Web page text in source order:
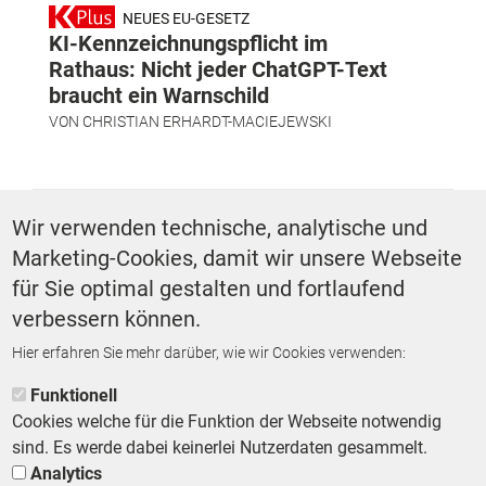
NEUES EU-GESETZ
KI-Kennzeichnungspflicht im
Rathaus: Nicht jeder ChatGPT-Text
braucht ein Warnschild
VON CHRISTIAN ERHARDT-MACIEJEWSKI
Digitalisierung Umweltschutz Praxis
ZURÜCK ZUR STARTSEITE
Wir verwenden technische, analytische und
Marketing-Cookies, damit wir unsere Webseite
für Sie optimal gestalten und fortlaufend
verbessern können.
Hier erfahren Sie mehr darüber, wie wir Cookies verwenden:
Funktionell
Cookies welche für die Funktion der Webseite notwendig
sind. Es werde dabei keinerlei Nutzerdaten gesammelt.
Analytics